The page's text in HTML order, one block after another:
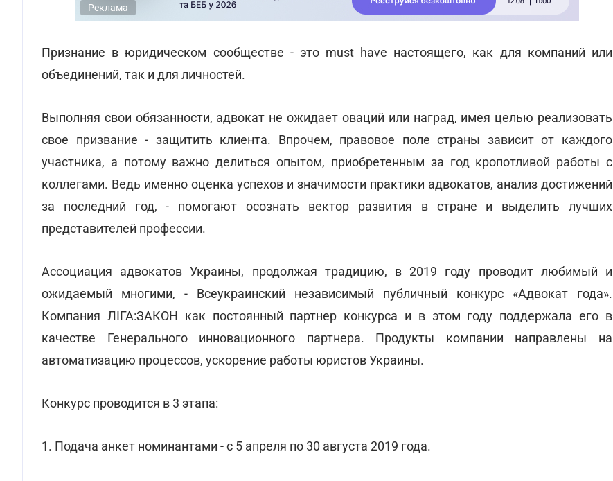
Реклама
Признание в юридическом сообществе - это must have настоящего, как для компаний или
объединений, так и для личностей.
Выполняя свои обязанности, адвокат не ожидает оваций или наград, имея целью реализовать
свое призвание - защитить клиента. Впрочем, правовое поле страны зависит от каждого
участника, а потому важно делиться опытом, приобретенным за год кропотливой работы с
коллегами. Ведь именно оценка успехов и значимости практики адвокатов, анализ достижений
за последний год, - помогают осознать вектор развития в стране и выделить лучших
представителей профессии.
Ассоциация адвокатов Украины, продолжая традицию, в 2019 году проводит любимый и
ожидаемый многими, - Всеукраинский независимый публичный конкурс «Адвокат года».
Компания ЛІГА:ЗАКОН как постоянный партнер конкурса и в этом году поддержала его в
качестве Генерального инновационного партнера. Продукты компании направлены на
автоматизацию процессов, ускорение работы юристов Украины.
Конкурс проводится в 3 этапа:
1. Подача анкет номинантами - с 5 апреля по 30 августа 2019 года.